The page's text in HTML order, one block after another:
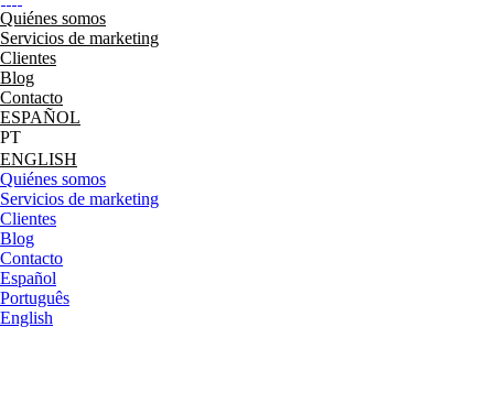
Quiénes somos
Servicios de marketing
Clientes
Blog
Contacto
ESPAÑOL
ENGLISH
Quiénes somos
Servicios de marketing
Clientes
Blog
Contacto
Español
Português
English